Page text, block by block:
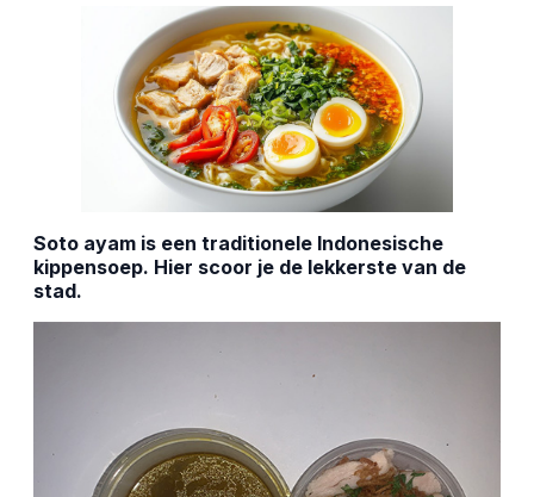
Soto ayam is een traditionele Indonesische
kippensoep. Hier scoor je de lekkerste van de
stad.